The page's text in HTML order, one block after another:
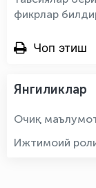
фикрлар
Чоп этиш
Янгиликлар
Очиқ
Ижтимоий